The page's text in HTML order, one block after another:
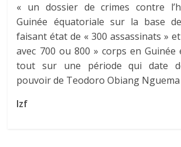
« un dossier de crimes contre
Guinée équatoriale sur la base
faisant état de « 300 assassinats »
avec 700 ou 800 » corps en Guinée
tout sur une période qui date
pouvoir de Teodoro Obiang Nguema
Izf